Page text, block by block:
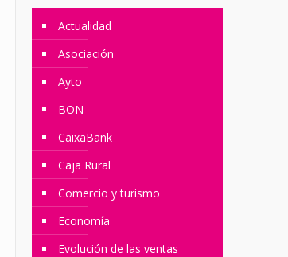
Actualidad
Asociación
Ayto
BON
CaixaBank
Caja Rural
Comercio y turismo
Economía
Evolución de las ventas